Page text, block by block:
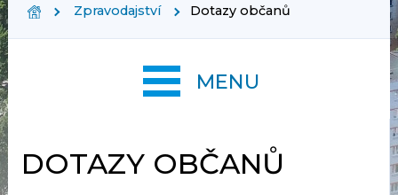
Zpravodajství Dotazy občanů
DOTAZY OBČANŮ
MENU